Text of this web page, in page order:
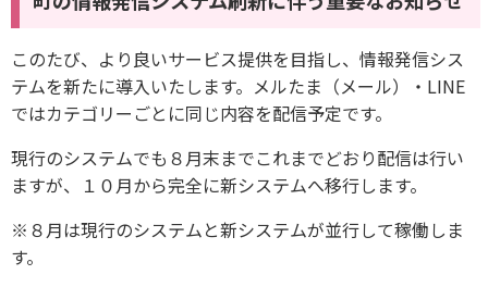
このたび、より良いサービス提供を目指し、情報発信シス
テムを新たに導入いたします。メルたま（メール）・LINE
ではカテゴリーごとに同じ内容を配信予定です。
現行のシステムでも８月末までこれまでどおり配信は行い
ますが、１０月から完全に新システムへ移行します。
※８月は現行のシステムと新システムが並行して稼働しま
す。